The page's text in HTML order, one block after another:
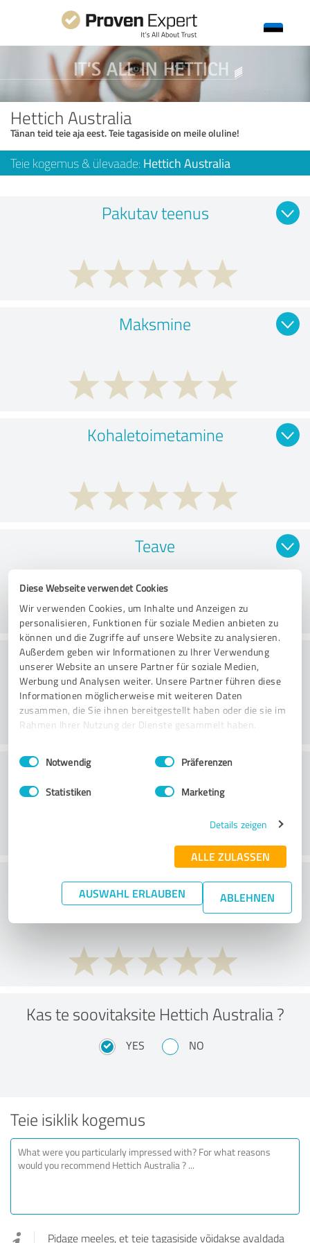
Diese Webseite verwendet Cookies
Wir verwenden Cookies, um Inhalte und Anzeigen zu
personalisieren, Funktionen für soziale Medien anbieten zu
können und die Zugriffe auf unsere Website zu analysieren.
Außerdem geben wir Informationen zu Ihrer Verwendung
unserer Website an unsere Partner für soziale Medien,
Werbung und Analysen weiter. Unsere Partner führen diese
Informationen möglicherweise mit weiteren Daten
zusammen, die Sie ihnen bereitgestellt haben oder die sie im
Rahmen Ihrer Nutzung der Dienste gesammelt haben.
Impressum Datenschutzbestimmungen
Einwilligungsauswahl
Notwendig Präferenzen
Statistiken Marketing
Details zeigen
ALLE ZULASSEN
AUSWAHL ERLAUBEN ABLEHNEN
Hettich Australia
Tänan teid teie aja eest. Teie tagasiside on meile oluline!
Teie kogemus & ülevaade: Hettich Australia
Pakutav teenus
Maksmine
Kohaletoimetamine
Teave
Veebileht
Klienditeenindus
What do you think of the price to
performance ratio?
Kas te soovitaksite Hettich Australia ?
YES NO
Teie isiklik kogemus
Pidage meeles, et teie tagasiside võidakse avaldada